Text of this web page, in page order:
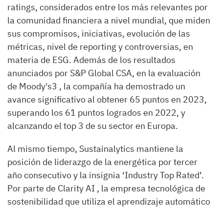
ratings, considerados entre los más relevantes por
la comunidad financiera a nivel mundial, que miden
sus compromisos, iniciativas, evolución de las
métricas, nivel de reporting y controversias, en
materia de ESG. Además de los resultados
anunciados por S&P Global CSA, en la evaluación
de Moody's3 , la compañía ha demostrado un
avance significativo al obtener 65 puntos en 2023,
superando los 61 puntos logrados en 2022, y
alcanzando el top 3 de su sector en Europa.
Al mismo tiempo, Sustainalytics mantiene la
posición de liderazgo de la energética por tercer
año consecutivo y la insignia ‘Industry Top Rated’.
Por parte de Clarity AI , la empresa tecnológica de
sostenibilidad que utiliza el aprendizaje automático